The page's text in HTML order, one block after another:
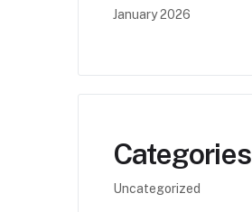
January 2026
Categories
Uncategorized